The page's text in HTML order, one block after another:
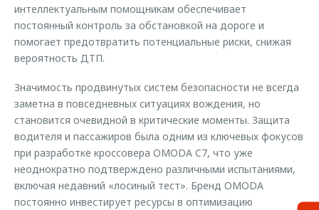
интеллектуальным помощникам обеспечивает
постоянный контроль за обстановкой на дороге и
помогает предотвратить потенциальные риски, снижая
вероятность ДТП.
Значимость продвинутых систем безопасности не всегда
заметна в повседневных ситуациях вождения, но
становится очевидной в критические моменты. Защита
водителя и пассажиров была одним из ключевых фокусов
при разработке кроссовера OMODA C7, что уже
неоднократно подтверждено различными испытаниями,
включая недавний «лосиный тест». Бренд OMODA
постоянно инвестирует ресурсы в оптимизацию